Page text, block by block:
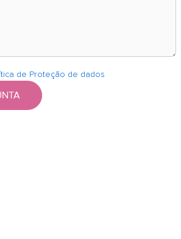
de Proteção de dados